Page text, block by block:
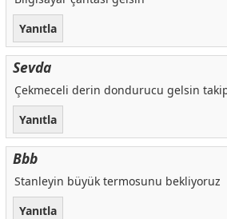
Yanıtla
Sevda
Çekmeceli derin dondurucu gelsin
Yanıtla
Bbb
Stanleyin büyük termosunu bekliyoruz
Yanıtla